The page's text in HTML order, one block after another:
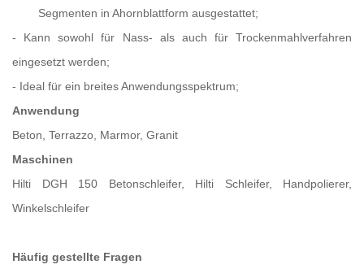
Segmenten in Ahornblattform ausgestattet;
- Kann sowohl für Nass- als auch für Trockenmahlverfahren
eingesetzt werden;
- Ideal für ein breites Anwendungsspektrum;
Anwendung
Beton, Terrazzo, Marmor, Granit
Maschinen
Hilti DGH 150 Betonschleifer, Hilti Schleifer, Handpolierer,
Winkelschleifer
Häufig gestellte Fragen